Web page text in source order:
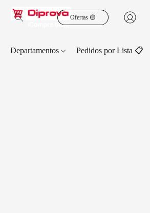
Ofertas 🟡
Departamentos Pedidos por Lista 📋